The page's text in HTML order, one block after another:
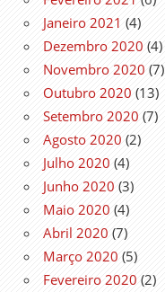
Janeiro 2021 (4)
Dezembro 2020 (4)
Novembro 2020 (7)
Outubro 2020 (13)
Setembro 2020 (7)
Agosto 2020 (2)
Julho 2020 (4)
Junho 2020 (3)
Maio 2020 (4)
Abril 2020 (7)
Março 2020 (5)
Fevereiro 2020 (2)